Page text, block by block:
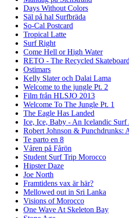
Days Without Colors
Säl på hal Surfbräda
So-Cal Postcard
Tropical Latte
Surf Right
Come Hell or High Water
RETO - The Recycled
Ostimars
Kelly Slater och Dalai Lama
Welcome to the jungle Pt. 2
Film från HLSJO 2013
Welcome To The Jungle Pt. 1
The Eagle Has Landed
Ice, Ice, Baby - An Icelandic Surf
Robert Johnson & Punchdrunks:
Te parto en 8
Våren på Fårön
Student Surf Trip Morocco
Hipster Daze
Joe North
Framtidens vax är här?
Mellowed out in Sri Lanka
Visions of Morocco
One Wave At Skeleton Bay